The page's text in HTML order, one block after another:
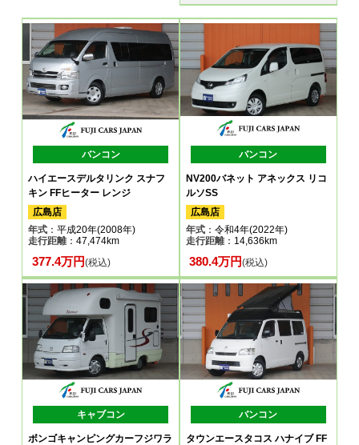
バンコン
ハイエースデルタリンク スナフ
キン FFヒーター レンジ
広島店
年式 ：平成20年(2008年)
走行距離：47,474km
377.4万円(税込)
バンコン
NV200バネット アネックス リコ
ルソSS
広島店
年式：令和4年(2022年)
走行距離：14,636km
380.4万円(税込)
キャブコン
ボンゴキャンピングカーフジワラ
バンコン
タウンエースタコス ハナイブ FF